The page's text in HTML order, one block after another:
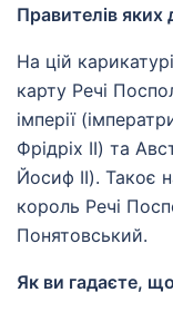
Правителів яких
На цій
карту Речі
імперії
Фрідріх II) та
Йосиф II). Такоє
король Речі
Понятовський.
Як ви гадаєте,